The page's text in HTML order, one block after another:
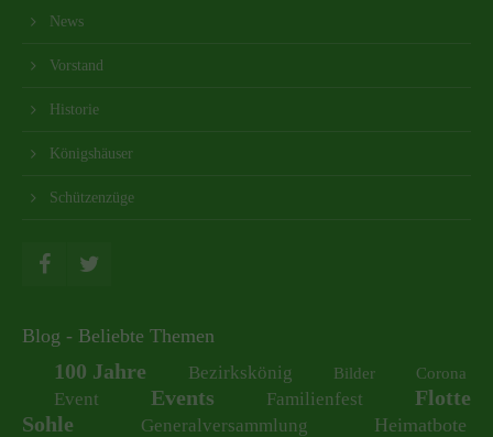
News
Vorstand
Historie
Königshäuser
Schützenzüge
Blog - Beliebte Themen
100 Jahre Bezirkskönig Bilder Corona
Event Events Familienfest
Flotte
Sohle
Generalversammlung Heimatbote